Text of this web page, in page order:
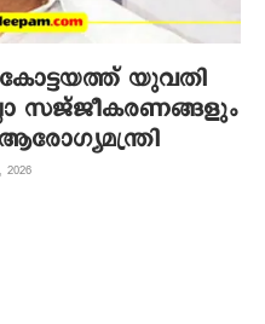
യുവതി
സജ്ജീകരണങ്ങളും
2026